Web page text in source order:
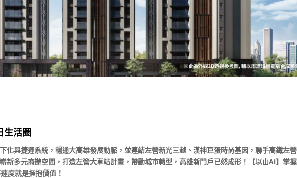
生活圈
化與捷運系統，暢通大高雄發展動脈，並連結左營新光三越、漢神巨蛋時尚基因，聯手高鐵左營
新多元商辦空間，打造左營大車站計畫，帶動城市轉型，高雄新門戶已然成形！【以山Ai】掌握
度就是擁抱價值！